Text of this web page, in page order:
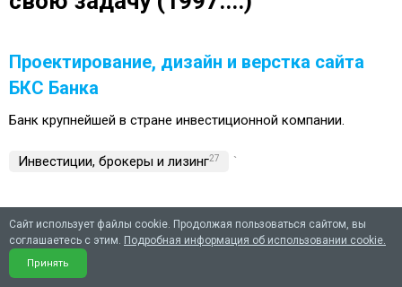
Проектирование, дизайн и верстка сайта
БКС Банка
Банк крупнейшей в стране инвестиционной компании.
Инвестиции, брокеры и лизинг27 `
Корпоративный сайт для ведущей
компании на рынке ценных бумаг URSA-
Сайт использует файлы cookie. Продолжая пользоваться сайтом, вы
соглашаетесь с этим. Подробная информация об использовании cookie.
Принять